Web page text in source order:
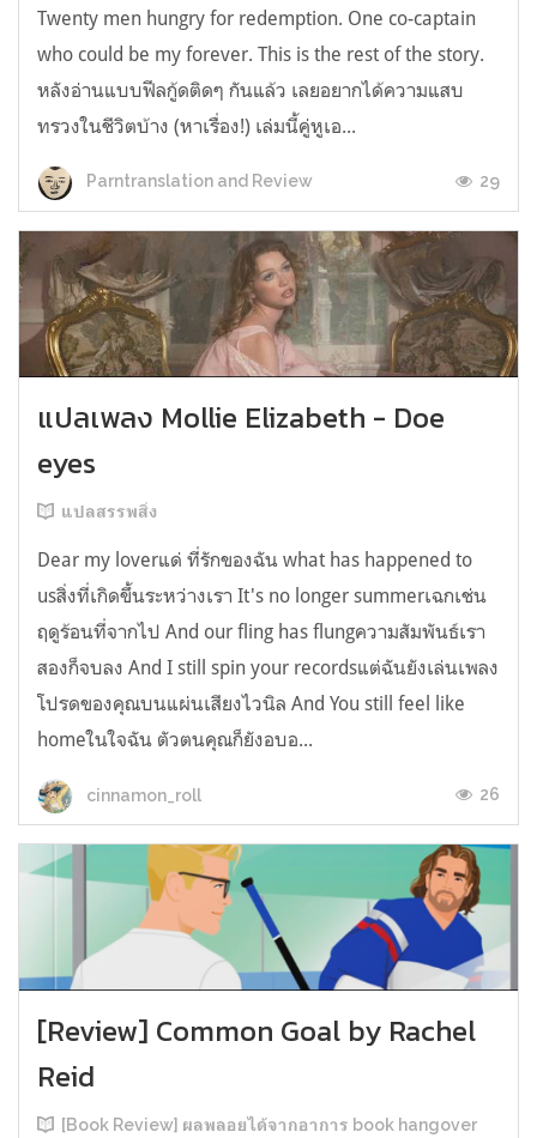
Twenty men hungry for redemption. One co-captain
who could be my forever. This is the rest of the story.
หลังอ่านแบบฟีลกู้ดติดๆ กันแล้ว เลยอยากได้ความแสบ
ทรวงในชีวิตบ้าง (หาเรื่อง!) เล่มนี้คู่หูเอ...
Parntranslation and Review 29
แปลเพลง Mollie Elizabeth - Doe
eyes
แปลสรรพสิ่ง
Dear my loverแด่ ที่รักของฉัน what has happened to
usสิ่งที่เกิดขึ้นระหว่างเรา It's no longer summerเฉกเช่น
ฤดูร้อนที่จากไป And our fling has flungความสัมพันธ์เรา
สองก็จบลง And I still spin your recordsแต่ฉันยังเล่นเพลง
โปรดของคุณบนแผ่นเสียงไวนิล And You still feel like
homeในใจฉัน ตัวตนคุณก็ยังอบอ...
cinnamon_roll 26
[Review] Common Goal by Rachel
Reid
[Book Review] ผลพลอยได้จากอาการ book hangover